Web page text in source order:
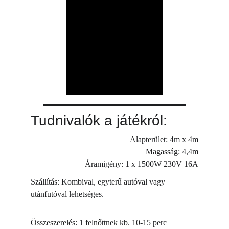
Tudnivalók a játékról:
Alapterület: 4m x 4m
Magasság: 4,4m
Áramigény: 1 x 1500W 230V 16A
Szállítás: Kombival, egyterű autóval vagy
utánfutóval lehetséges.
Összeszerelés: 1 felnőttnek kb. 10-15 perc